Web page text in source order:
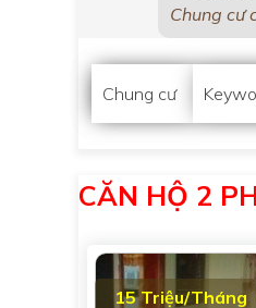
Chung cư
Chung cư
CĂN HỘ 2
15 Triệu/Tháng